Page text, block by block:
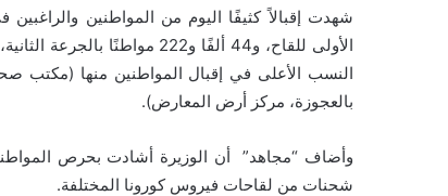
الأولى للقاح، و44 ألفًا
النسب الأعلى في إقبال المواطنين منها (مكتب
بالعجوزة، مركز أرض المعارض).
وأضاف “مجاهد” أن الوزيرة أشادت بحرص
شحنات من لقاحات فيروس كورونا المختلفة.